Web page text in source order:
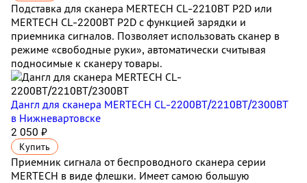
Подставка для сканера MERTECH CL-2210BT P2D или
MERTECH CL-2200BT P2D с функцией зарядки и
приемника сигналов. Позволяет использовать сканер в
режиме «свободные руки», автоматически считывая
подносимые к сканеру товары.
Дангл для сканера MERTECH CL-2200BT/2210BT/2300BT
в Нижневартовске
2 050 ₽
Купить
Приемник сигнала от беспроводного сканера серии
MERTECH в виде флешки. Имеет самою большую